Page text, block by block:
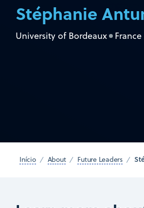
Stéphanie
University of Bordeaux France
Início About Future Leaders